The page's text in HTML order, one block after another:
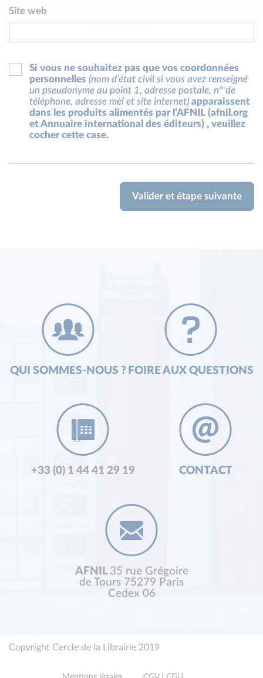
Retours
Vente aux libraires
Direction
Adresse en France
Adresse à l'étranger
Comptoir de vente
Madagascar (MG)
Martinique (MQ)
Monaco (MC)
Niger (NE)
Nouvelle-Calédonie (NC)
Polynésie française (PF)
République centrafricaine (CF)
Wallis and Futuna (WF)
Site web
Si vous ne souhaitez pas que vos coordonnées
personnelles (nom d’état civil si vous avez renseigné
un pseudonyme au point 1, adresse postale, n° de
téléphone, adresse mèl et site internet) apparaissent
dans les produits alimentés par l’AFNIL (afnil.org
et Annuaire international des éditeurs) , veuillez
cocher cette case.
QUI SOMMES-NOUS ? FOIRE AUX QUESTIONS
+33 (0) 1 44 41 29 19 CONTACT
AFNIL 35 rue Grégoire
de Tours 75279 Paris
Cedex 06
Copyright Cercle de la Librairie 2019